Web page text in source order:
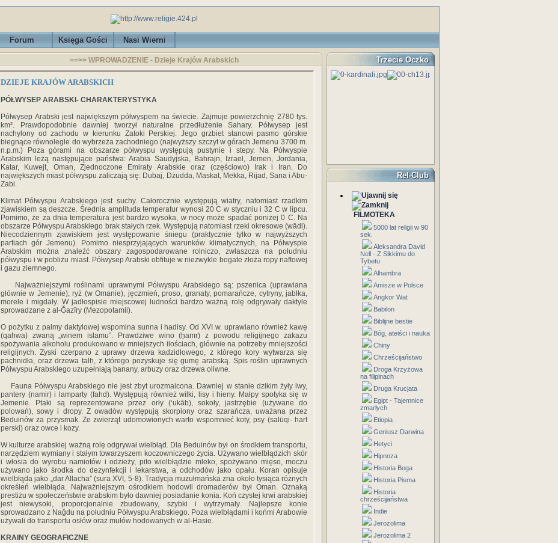
Forum Księga Gości Nasi Wierni
==>> WPROWADZENIE - Dzieje Krajów Arabskich
DZIEJE KRAJÓW ARABSKICH
PÓŁWYSEP ARABSKI- CHARAKTERYSTYKA
Półwysep Arabski jest największym półwyspem na świecie. Zajmuje powierzchnię 2780 tys.
km². Prawdopodobnie dawniej tworzył naturalne przedłużenie Sahary. Półwysep jest
nachylony od zachodu w kierunku Zatoki Perskiej. Jego grzbiet stanowi pasmo górskie
biegnące równolegle do wybrzeża zachodniego (najwyższy szczyt w górach Jemenu 3700 m.
n.p.m.) Poza górami na obszarze półwyspu występują pustynie i stepy. Na Półwyspie
Arabskim leżą następujące państwa: Arabia Saudyjska, Bahrajn, Izrael, Jemen, Jordania,
Katar, Kuwejt, Oman, Zjednoczone Emiraty Arabskie oraz (częściowo) Irak i Iran. Do
największych miast półwyspu zaliczają się: Dubaj, Dżudda, Maskat, Mekka, Rijad, Sana i Abu-
Zabi.
Klimat Półwyspu Arabskiego jest suchy. Całorocznie występują wiatry, natomiast rzadkim
zjawiskiem są deszcze. Średnia amplituda temperatur wynosi 20 C w styczniu i 32 C w lipcu.
Pomimo, że za dnia temperatura jest bardzo wysoka, w nocy może spadać poniżej 0 C. Na
obszarze Półwyspu Arabskiego brak stałych rzek. Występują natomiast rzeki okresowe (wādi).
Niecodziennym zjawiskiem jest występowanie śniegu (praktycznie tylko w najwyższych
partiach gór Jemenu). Pomimo niesprzyjających warunków klimatycznych, na Półwyspie
Arabskim można znaleźć obszary zagospodarowane rolniczo, zwłaszcza na południu
półwyspu i w pobliżu miast. Półwysep Arabski obfituje w niezwykle bogate złoża ropy naftowej
i gazu ziemnego.
Najważniejszymi roślinami uprawnymi Półwyspu Arabskiego są: pszenica (uprawiana
głównie w Jemenie), ryż (w Omanie), jęczmień, proso, granaty, pomarańcze, cytryny, jabłka,
morele i migdały. W jadłospisie miejscowej ludności bardzo ważną rolę odgrywały daktyle
sprowadzane z al-Ğazīry (Mezopotamii).
O pożytku z palmy daktylowej wspomina sunna i hadisy. Od XVI w. uprawiano również kawę
(qahwa) zwaną „winem islamu”. Prawdziwe wino (ẖamr) z powodu religijnego zakazu
spożywania alkoholu produkowano w mniejszych ilościach, głównie na potrzeby mniejszości
religijnych. Zyski czerpano z uprawy drzewa kadzidłowego, z którego kory wytwarza się
pachnidła, oraz drzewa ṭalḥ, z którego pozyskuje się gumę arabską. Spis roślin uprawnych
Półwyspu Arabskiego uzupełniają banany, arbuzy oraz drzewa oliwne.
Fauna Półwyspu Arabskiego nie jest zbyt urozmaicona. Dawniej w stanie dzikim żyły lwy,
pantery (namir) i lamparty (fahd). Występują również wilki, lisy i hieny. Małpy spotyka się w
Jemenie. Ptaki są reprezentowane przez orły (‘ukāb), sokoły, jastrzębie (używane do
polowań), sowy i dropy. Z owadów występują skorpiony oraz szarańcza, uważana przez
Beduinów za przysmak. Ze zwierząt udomowionych warto wspomnieć koty, psy (salūqi- hart
perski) oraz owce i kozy.
W kulturze arabskiej ważną rolę odgrywał wielbłąd. Dla Beduinów był on środkiem transportu,
narzędziem wymiany i stałym towarzyszem koczowniczego życia. Używano wielbłądzich skór
i włosia do wyrobu namiotów i odzieży, pito wielbłądzie mleko, spożywano mięso, moczu
używano jako środka do dezynfekcji i lekarstwa, a odchodów jako opału. Koran opisuje
wielbłąda jako „dar Allacha” (sura XVI, 5-8). Tradycja muzułmańska zna około tysiąca różnych
określeń wielbłąda. Najważniejszym ośrodkiem hodowli dromaderów był Oman. Oznaką
prestiżu w społeczeństwie arabskim było dawniej posiadanie konia. Koń czystej krwi arabskiej
jest niewysoki, proporcjonalnie zbudowany, szybki i wytrzymały. Najlepsze konie
sprowadzano z Nağdu na południu Półwyspu Arabskiego. Poza wielbłądami i końmi Arabowie
używali do transportu osłów oraz mułów hodowanych w al-Ḥasie.
KRAINY GEOGRAFICZNE
Trzecie Oczko
Rel-Club
FILMOTEKA
5000 lat religii w 90
sek.
Aleksandra David
Nell - Z Sikkimu do
Tybetu
Alhambra
Amisze w Polsce
Angkor Wat
Babilon
Biblijne bestie
Bóg, ateiści i nauka
Chiny
Chrześcijaństwo
Droga Krzyżowa
na filipinach
Druga Krucjata
Egipt - Tajemnice
zmarłych
Etiopia
Geniusz Darwina
Hetyci
Hipnoza
Historia Boga
Historia Pisma
Historia
chrześcijaństwa
Indie
Jerozolima
Jerozolima 2